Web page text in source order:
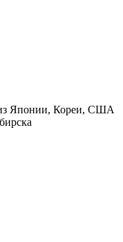
Японии, Кореи, США